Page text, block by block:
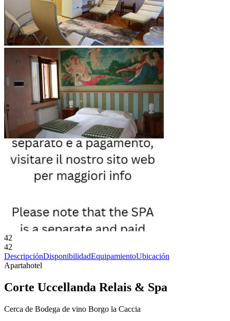
42
42
DescripciónDisponibilidadEquipamientoUbicación
Apartahotel
Corte Uccellanda Relais & Spa
Cerca de Bodega de vino Borgo la Caccia